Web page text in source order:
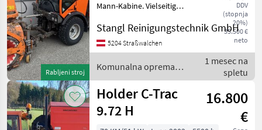
Rabljeni stroj
DDV
(stopnja
20%)
35.500 €
neto
Mann-Kabine. Vielseitig
Kommunalfahrzeug mit
Pritsche, Schneefräse und
Streuer. Dank Allradantrieb
und kompakter Bauweise
Stangl Reinigungstechnik GmbH
5204 Straßwalchen
Komunalna oprema /
Holder
1 mesec na
spletu
Holder C-Trac
9.72 H
16.800
€